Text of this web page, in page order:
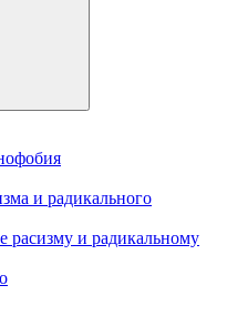
и радикального
расизму и радикальному